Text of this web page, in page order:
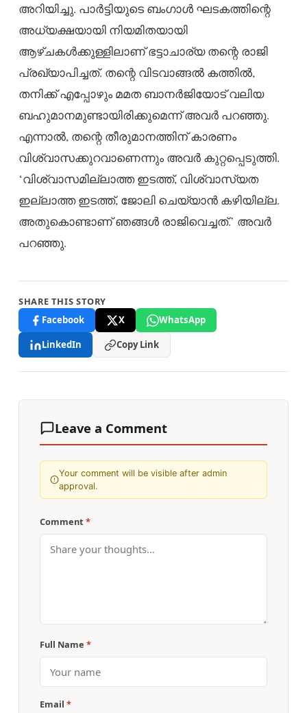
അറിയിച്ചു. പാർട്ടിയുടെ ബംഗാൾ ഘടകത്തിന്റെ
അധ്യക്ഷയായി നിയമിതയായി
ആഴ്ചകൾക്കുള്ളിലാണ് ഭട്ടാചാര്യ തന്റെ രാജി
പ്രഖ്യാപിച്ചത്. തന്റെ വിടവാങ്ങൽ കത്തിൽ,
തനിക്ക് എപ്പോഴും മമത ബാനർജിയോട് വലിയ
ബഹുമാനമുണ്ടായിരിക്കുമെന്ന് അവർ പറഞ്ഞു.
എന്നാൽ, തന്റെ തീരുമാനത്തിന് കാരണം
വിശ്വാസക്കുറവാണെന്നും അവർ കുറ്റപ്പെടുത്തി.
‘വിശ്വാസമില്ലാത്ത ഇടത്ത്, വിശ്വാസ്യത
ഇല്ലാത്ത ഇടത്ത്, ജോലി ചെയ്യാൻ കഴിയില്ല.
അതുകൊണ്ടാണ് ഞങ്ങൾ രാജിവെച്ചത്.’ അവർ
പറഞ്ഞു.
SHARE THIS STORY
Facebook
X
WhatsApp
LinkedIn
Copy Link
Leave a Comment
Your comment will be visible after admin
approval.
Comment *
Full Name *
Email *